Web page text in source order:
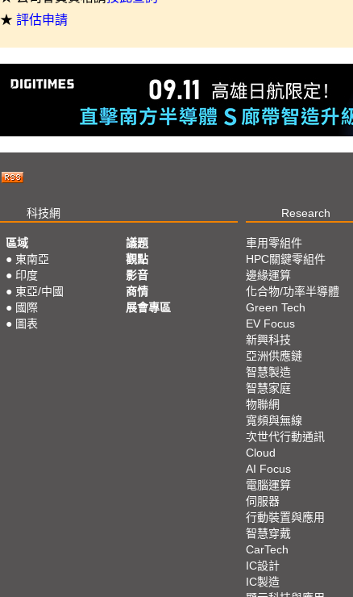
★ 評估申請
科技網 Research
區域
● 東南亞
● 印度
● 東亞/中國
● 國際
● 圖表
議題
觀點
影音
商情
展會專區
車用零組件
HPC關鍵零組件
邊緣運算
化合物/功率半導體
Green Tech
EV Focus
新興科技
亞洲供應鏈
智慧製造
智慧家庭
物聯網
寬頻與無線
次世代行動通訊
Cloud
AI Focus
電腦運算
伺服器
行動裝置與應用
智慧穿戴
CarTech
IC設計
IC製造